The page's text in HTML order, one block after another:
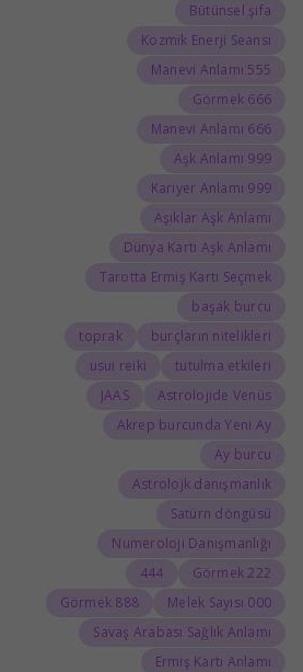
Bütünsel şifa
Kozmik Enerji Seansı
555 Manevi Anlamı
666 Görmek
666 Manevi Anlamı
999 Aşk Anlamı
999 Kariyer Anlamı
Aşıklar Aşk Anlamı
Dünya Kartı Aşk Anlamı
Tarotta Ermiş Kartı Seçmek
başak burcu
burçların nitelikleri
toprak
tutulma etkileri
usui reiki
Astrolojide Venüs
JAAS
Akrep burcunda Yeni Ay
Ay burcu
Astrolojk danışmanlık
Satürn döngüsü
Numeroloji Danışmanlığı
222 Görmek
444
000 Melek Sayısı
888 Görmek
Savaş Arabası Sağlık Anlamı
Ermiş Kartı Anlamı